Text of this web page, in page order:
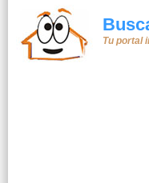
Tu portal